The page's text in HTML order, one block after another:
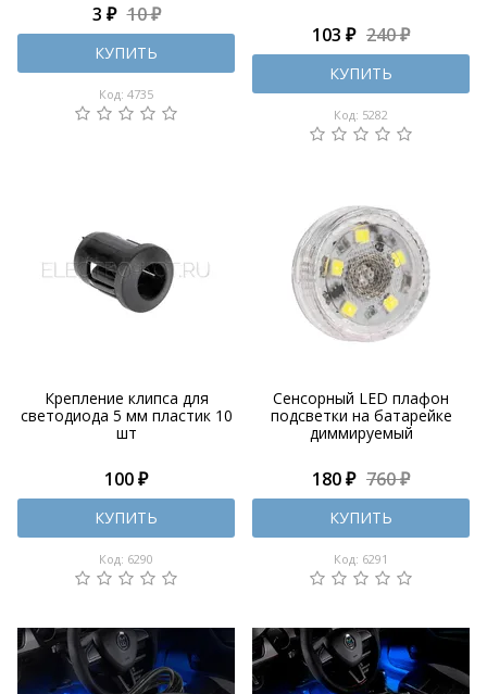
3 ₽ 10 ₽
КУПИТЬ
Код: 4735
103 ₽ 240 ₽
КУПИТЬ
Код: 5282
Крепление клипса для
светодиода 5 мм пластик 10
шт
100 ₽
КУПИТЬ
Код: 6290
Сенсорный LED плафон
подсветки на батарейке
диммируемый
180 ₽ 760 ₽
КУПИТЬ
Код: 6291